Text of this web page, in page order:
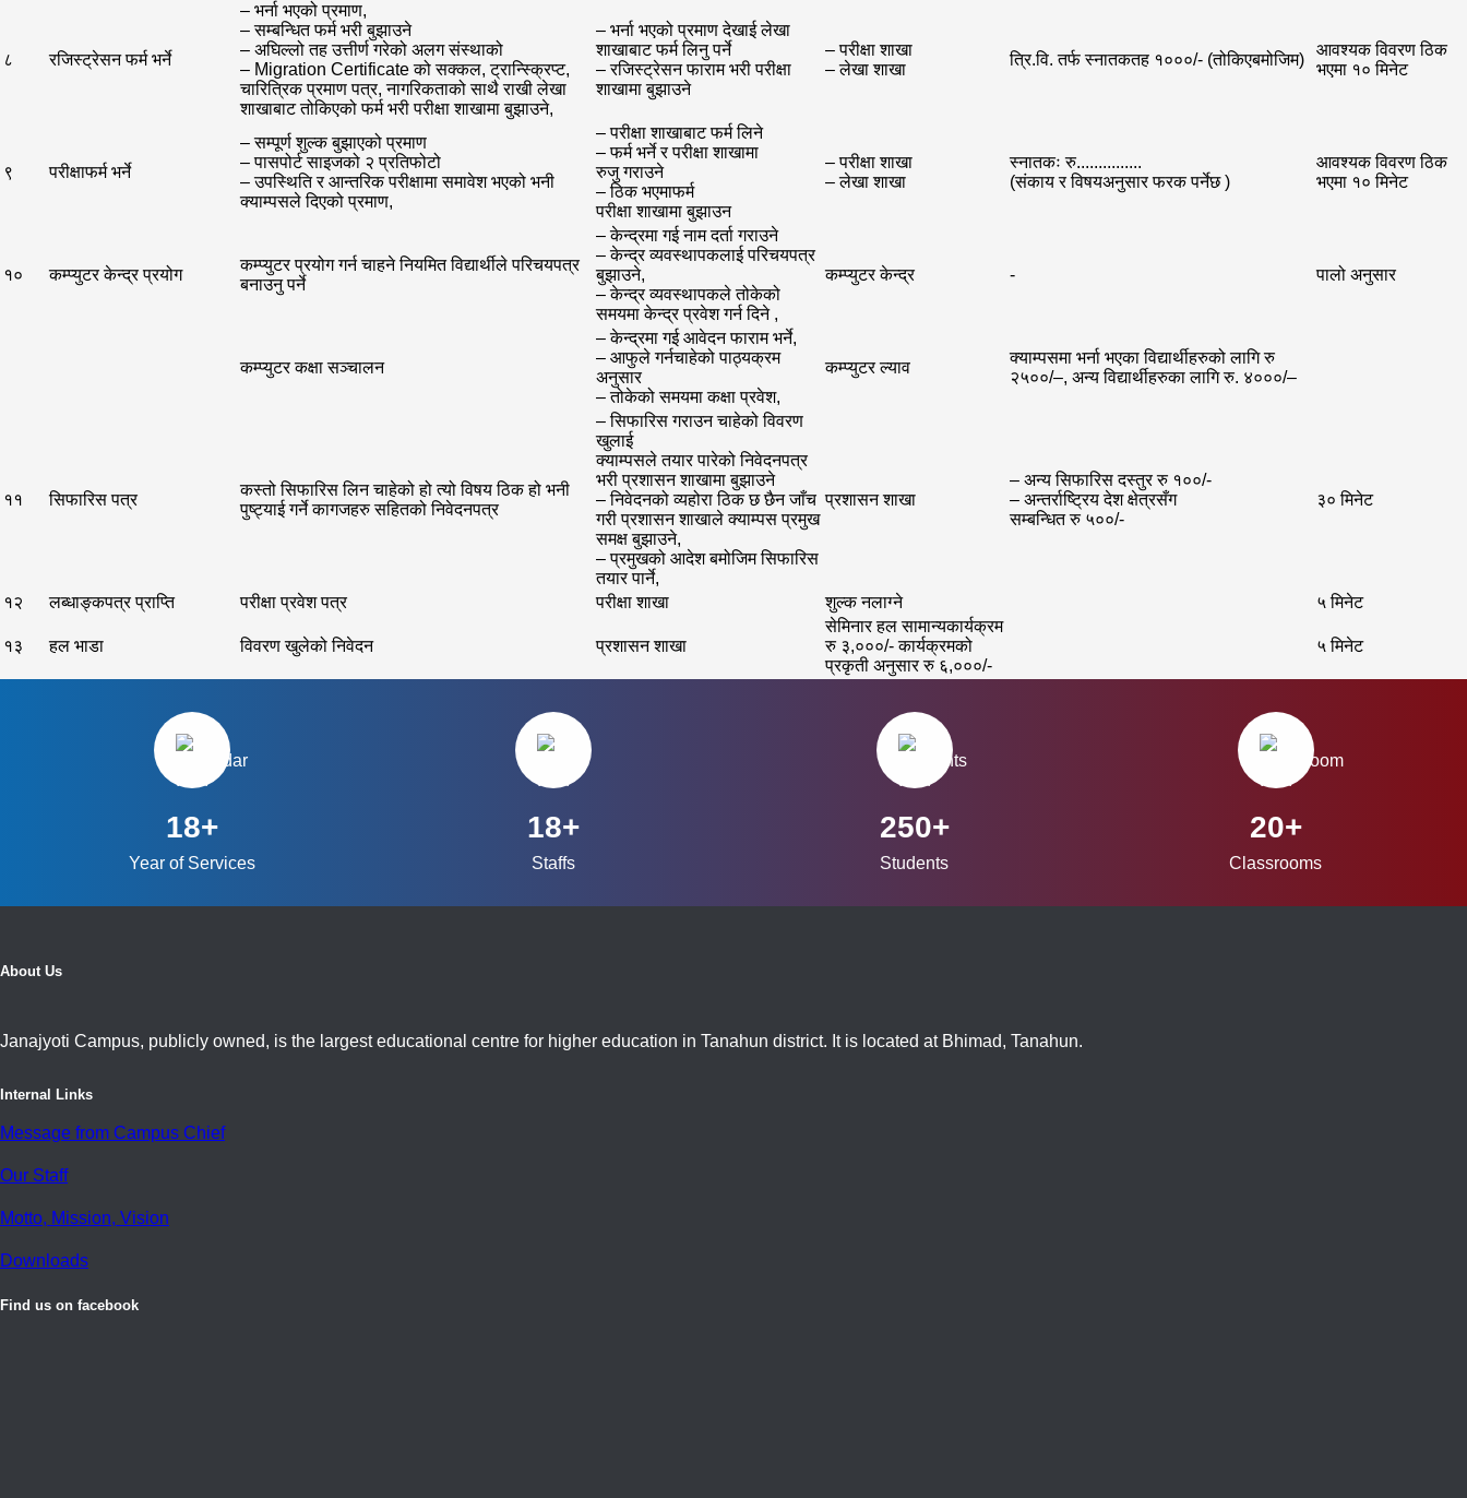
८ रजिस्ट्रेसन फर्म भर्ने
– भर्ना भएको प्रमाण,
– सम्बन्धित फर्म भरी बुझाउने
– अघिल्लो तह उत्तीर्ण गरेको अलग संस्थाको
– Migration Certificate को सक्कल, ट्रान्स्क्रिप्ट,
चारित्रिक प्रमाण पत्र, नागरिकताको साथै राखी लेखा
शाखाबाट तोकिएको फर्म भरी परीक्षा शाखामा बुझाउने,
– भर्ना भएको प्रमाण देखाई लेखा
शाखाबाट फर्म लिनु पर्ने
– रजिस्ट्रेसन फाराम भरी परीक्षा
शाखामा बुझाउने
– परीक्षा शाखा
– लेखा शाखा
त्रि.वि. तर्फ स्नातकतह १०००/- (तोकिएबमोजिम)
आवश्यक विवरण ठिक
भएमा १० मिनेट
९ परीक्षाफर्म भर्ने
– सम्पूर्ण शुल्क बुझाएको प्रमाण
– पासपोर्ट साइजको २ प्रतिफोटो
– उपस्थिति र आन्तरिक परीक्षामा समावेश भएको भनी
क्याम्पसले दिएको प्रमाण,
– परीक्षा शाखाबाट फर्म लिने
– फर्म भर्ने र परीक्षा शाखामा
रुजु गराउने
– ठिक भएमाफर्म
परीक्षा शाखामा बुझाउन
– परीक्षा शाखा
– लेखा शाखा
स्नातकः रु...............
(संकाय र विषयअनुसार फरक पर्नेछ )
आवश्यक विवरण ठिक
भएमा १० मिनेट
१० कम्प्युटर केन्द्र प्रयोग
कम्प्युटर प्रयोग गर्न चाहने नियमित विद्यार्थीले परिचयपत्र
बनाउनु पर्ने
– केन्द्रमा गई नाम दर्ता गराउने
– केन्द्र व्यवस्थापकलाई परिचयपत्र
बुझाउने,
– केन्द्र व्यवस्थापकले तोकेको
समयमा केन्द्र प्रवेश गर्न दिने ,
कम्प्युटर केन्द्र - पालो अनुसार
कम्प्युटर कक्षा सञ्चालन
– केन्द्रमा गई आवेदन फाराम भर्ने,
– आफुले गर्नचाहेको पाठ्यक्रम
अनुसार
– तोकेको समयमा कक्षा प्रवेश,
कम्प्युटर ल्याव
क्याम्पसमा भर्ना भएका विद्यार्थीहरुको लागि रु
२५००/–, अन्य विद्यार्थीहरुका लागि रु. ४०००/–
११ सिफारिस पत्र
कस्तो सिफारिस लिन चाहेको हो त्यो विषय ठिक हो भनी
पुष्ट्याई गर्ने कागजहरु सहितको निवेदनपत्र
– सिफारिस गराउन चाहेको विवरण
खुलाई
क्याम्पसले तयार पारेको निवेदनपत्र
भरी प्रशासन शाखामा बुझाउने
– निवेदनको व्यहोरा ठिक छ छैन जाँच
गरी प्रशासन शाखाले क्याम्पस प्रमुख
समक्ष बुझाउने,
– प्रमुखको आदेश बमोजिम सिफारिस
तयार पार्ने,
प्रशासन शाखा
– अन्य सिफारिस दस्तुर रु १००/-
– अन्तर्राष्ट्रिय देश क्षेत्रसँग
सम्बन्धित रु ५००/-
३० मिनेट
१२ लब्धाङ्कपत्र प्राप्ति परीक्षा प्रवेश पत्र परीक्षा शाखा शुल्क नलाग्ने ५ मिनेट
१३ हल भाडा विवरण खुलेको निवेदन प्रशासन शाखा
सेमिनार हल सामान्यकार्यक्रम
रु ३,०००/- कार्यक्रमको
प्रकृती अनुसार रु ६,०००/-
५ मिनेट
18+
Year of Services
18+
Staffs
250+
Students
20+
Classrooms
About Us
Janajyoti Campus, publicly owned, is the largest educational centre for higher education in Tanahun district. It is located at Bhimad, Tanahun.
Internal Links
Message from Campus Chief
Our Staff
Motto, Mission, Vision
Downloads
Find us on facebook